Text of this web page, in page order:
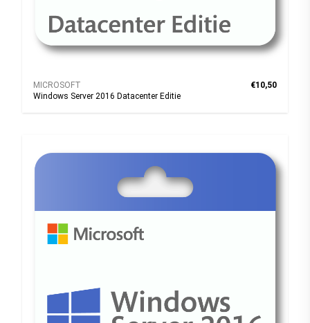
MICROSOFT
Windows Server 2016 Datacenter Editie
€10,50